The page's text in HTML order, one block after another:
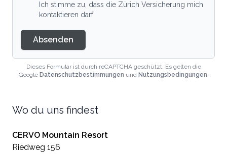
Ich stimme zu, dass die Zürich Versicherung mich
kontaktieren darf
Absenden
Dieses Formular ist durch reCAPTCHA geschützt. Es gelten die
Google Datenschutzbestimmungen und Nutzungsbedingungen.
Wo du uns findest
CERVO Mountain Resort
Riedweg 156